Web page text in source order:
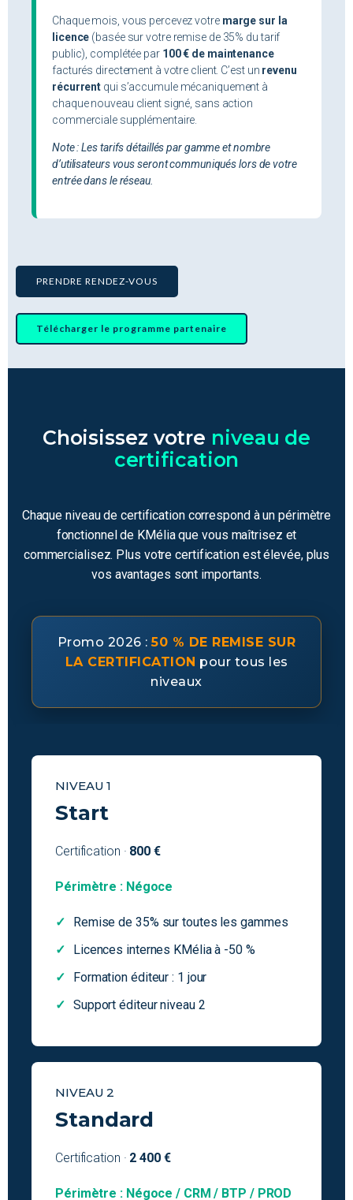
Chaque mois, vous percevez votre marge sur la
licence (basée sur votre remise de 35% du tarif
public), complétée par 100 € de maintenance
facturés directement à votre client. C’est un revenu
récurrent qui s’accumule mécaniquement à
chaque nouveau client signé, sans action
commerciale supplémentaire.
Note : Les tarifs détaillés par gamme et nombre
d’utilisateurs vous seront communiqués lors de votre
entrée dans le réseau.
PRENDRE RENDEZ-VOUS
Télécharger le programme partenaire
Choisissez votre niveau de
certification
Chaque niveau de certification correspond à un périmètre
fonctionnel de KMélia que vous maîtrisez et
commercialisez. Plus votre certification est élevée, plus
vos avantages sont importants.
Promo 2026 :50 % DE REMISE SUR
LA CERTIFICATION pour tous les
niveaux
NIVEAU 1
Start
Certification · 800 €
Périmètre : Négoce
Remise de 35% sur toutes les gammes
Licences internes KMélia à -50 %
Formation éditeur : 1 jour
Support éditeur niveau 2
NIVEAU 2
Standard
Certification · 2 400 €
Périmètre : Négoce / CRM / BTP / PROD